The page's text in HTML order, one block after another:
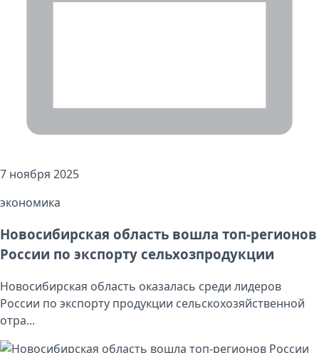
7 ноября 2025
экономика
Новосибирская область вошла топ-регионов
России по экспорту сельхозпродукции
Новосибирская область оказалась среди лидеров
России по экспорту продукции сельскохозяйственной
отра...